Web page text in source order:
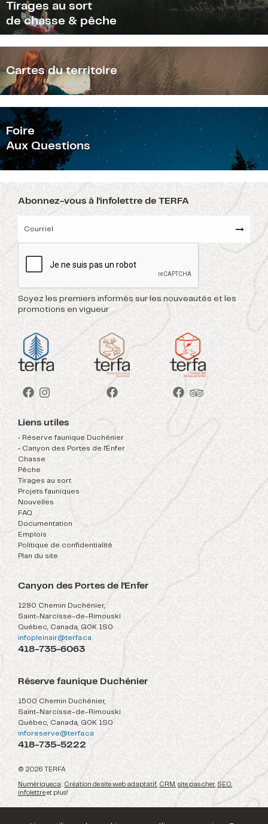
Tirages au sort
de chasse & pêche
Cartes du territoire
Foire
Aux Questions
Abonnez-vous à l'infolettre de TERFA
Soyez les premiers informés sur les nouveautés et les
promotions en vigueur
Liens utiles
• Réserve faunique Duchénier
Nouvelles
• Canyon des Portes de l'Enfer
FAQ
Chasse
Documentation
Pêche
Emplois
Tirages au sort
Politique de confidentialité
Projets fauniques
Plan du site
Canyon des Portes de l'Enfer
1280 Chemin Duchénier,
Saint-Narcisse-de-Rimouski
Québec, Canada, G0K 1S0
infopleinair@terfa.ca
418-735-6063
Réserve faunique Duchénier
1500 Chemin Duchénier,
Saint-Narcisse-de-Rimouski
Québec, Canada, G0K 1S0
inforeserve@terfa.ca
418-735-5222
© 2026 TERFA
Numérique.ca : Création de site web adaptatif, CRM, site pas cher, SEO,
infolettre et plus!